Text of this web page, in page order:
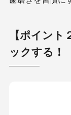
【ポイン
ックする！